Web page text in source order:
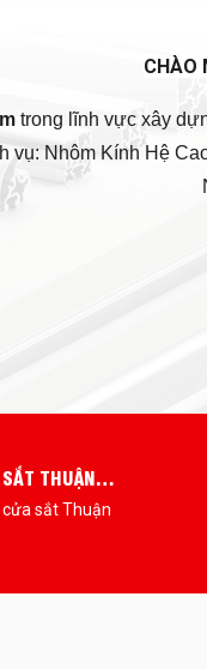
CHÀO
trong lĩnh vực xây
vụ: Nhôm Kính Hệ
THUẬN
sắt Thuận